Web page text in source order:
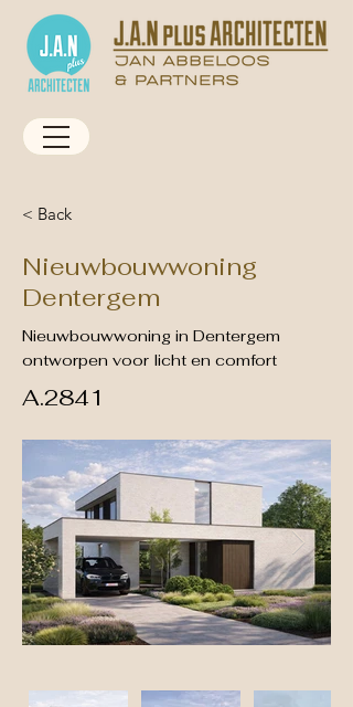
< Back
Nieuwbouwwoning
Dentergem
Nieuwbouwwoning in Dentergem
ontworpen voor licht en comfort
A.2841